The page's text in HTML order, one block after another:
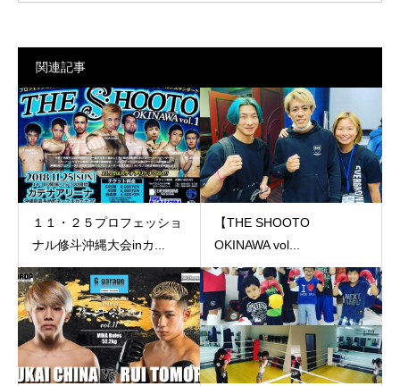
関連記事
１１・２５プロフェッショ
ナル修斗沖縄大会inカ...
【THE SHOOTO
OKINAWA vol...